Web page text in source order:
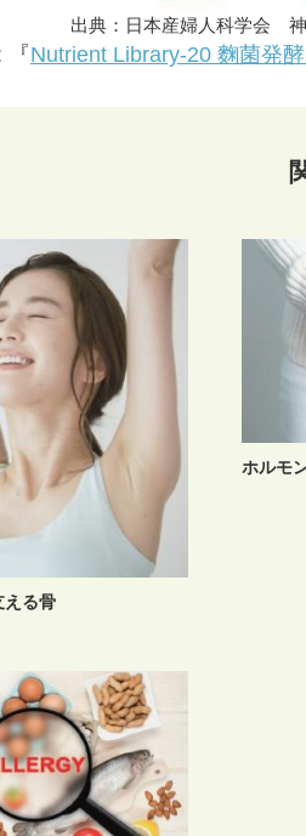
出典：日本産婦人科学会
『Nutrient Library-20 麴菌発
える骨
ホルモ